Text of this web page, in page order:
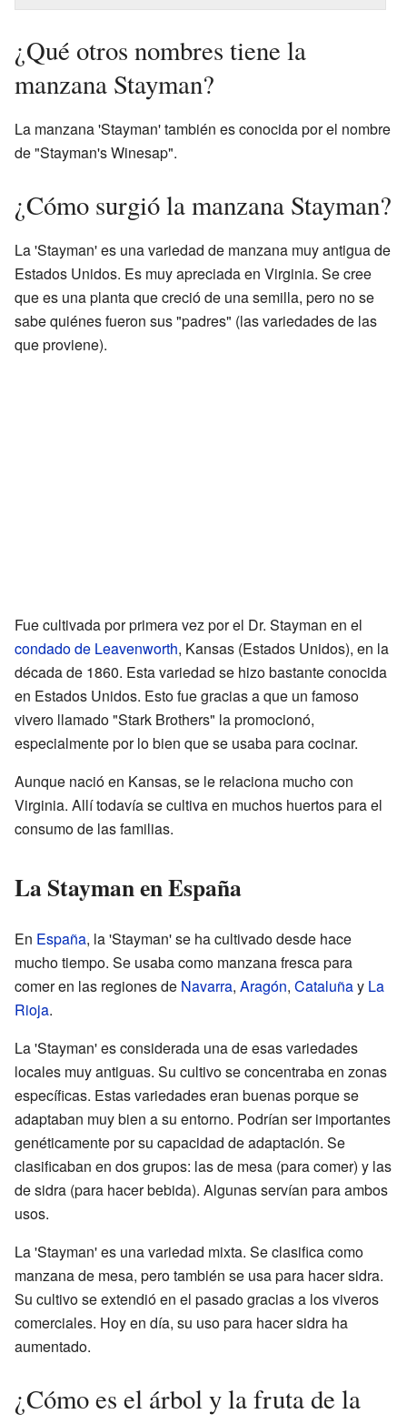
¿Qué otros nombres tiene la
manzana Stayman?
La manzana 'Stayman' también es conocida por el nombre
de "Stayman's Winesap".
¿Cómo surgió la manzana Stayman?
La 'Stayman' es una variedad de manzana muy antigua de
Estados Unidos. Es muy apreciada en Virginia. Se cree
que es una planta que creció de una semilla, pero no se
sabe quiénes fueron sus "padres" (las variedades de las
que proviene).
Fue cultivada por primera vez por el Dr. Stayman en el
condado de Leavenworth, Kansas (Estados Unidos), en la
década de 1860. Esta variedad se hizo bastante conocida
en Estados Unidos. Esto fue gracias a que un famoso
vivero llamado "Stark Brothers" la promocionó,
especialmente por lo bien que se usaba para cocinar.
Aunque nació en Kansas, se le relaciona mucho con
Virginia. Allí todavía se cultiva en muchos huertos para el
consumo de las familias.
La Stayman en España
En España, la 'Stayman' se ha cultivado desde hace
mucho tiempo. Se usaba como manzana fresca para
comer en las regiones de Navarra, Aragón, Cataluñay La
Rioja.
La 'Stayman' es considerada una de esas variedades
locales muy antiguas. Su cultivo se concentraba en zonas
específicas. Estas variedades eran buenas porque se
adaptaban muy bien a su entorno. Podrían ser importantes
genéticamente por su capacidad de adaptación. Se
clasificaban en dos grupos: las de mesa (para comer) y las
de sidra (para hacer bebida). Algunas servían para ambos
usos.
La 'Stayman' es una variedad mixta. Se clasifica como
manzana de mesa, pero también se usa para hacer sidra.
Su cultivo se extendió en el pasado gracias a los viveros
comerciales. Hoy en día, su uso para hacer sidra ha
aumentado.
¿Cómo es el árbol y la fruta de la